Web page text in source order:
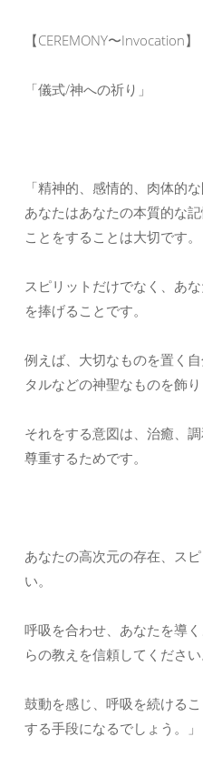
【CEREMONY〜Invocation】
「儀式/神への祈り」
「精神的、感情的、肉体的
あなたはあなたの本質的な
ことをすることは大切です。
スピリットだけでなく、あ
を捧げることです。
例えば、大切なものを置く
タルなどの神聖なものを飾り
それをする意図は、治癒、
尊重するためです。
あなたの高次元の存在、ス
い。
呼吸を合わせ、あなたを導
らの教えを信頼してください
鼓動を感じ、呼吸を続ける
する手段になるでしょう。」